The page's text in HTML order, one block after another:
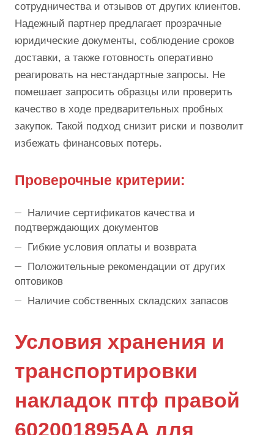
сотрудничества и отзывов от других клиентов.
Надежный партнер предлагает прозрачные
юридические документы, соблюдение сроков
доставки, а также готовность оперативно
реагировать на нестандартные запросы. Не
помешает запросить образцы или проверить
качество в ходе предварительных пробных
закупок. Такой подход снизит риски и позволит
избежать финансовых потерь.
Проверочные критерии:
Наличие сертификатов качества и
подтверждающих документов
Гибкие условия оплаты и возврата
Положительные рекомендации от других
оптовиков
Наличие собственных складских запасов
Условия хранения и
транспортировки
накладок птф правой
602001895AA для